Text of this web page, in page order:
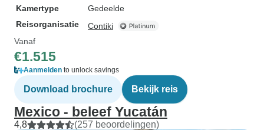
Kamertype
Gedeelde
Reisorganisatie
Contiki
Vanaf
€1.515
Aanmelden to unlock savings
Download brochure Bekijk reis
Mexico - beleef Yucatán
4,8 (257 beoordelingen)